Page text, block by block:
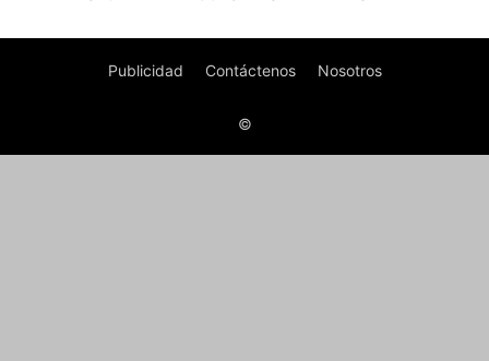
Publicidad Contáctenos Nosotros
©